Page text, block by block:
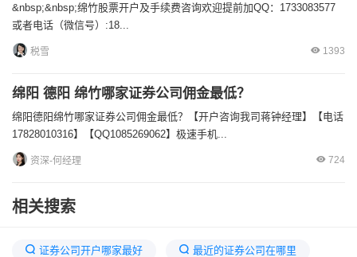
&nbsp;&nbsp;绵竹股票开户及手续费咨询欢迎提前加QQ：1733083577
或者电话（微信号）:18...
税雪 1393
绵阳 德阳 绵竹哪家证券公司佣金最低？
绵阳德阳绵竹哪家证券公司佣金最低？【开户咨询我司蒋钟经理】【电话
17828010316】【QQ1085269062】极速手机...
资深-何经理 724
相关搜索
证券公司开户哪家最好 最近的证券公司在哪里